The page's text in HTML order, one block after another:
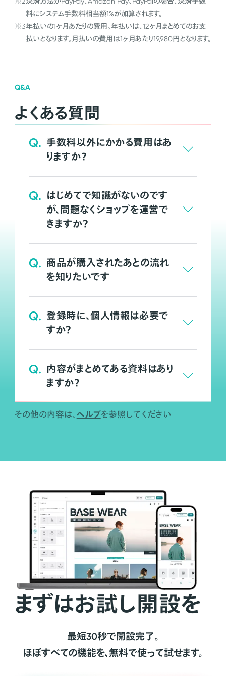
料にシステム手数料相当額1%が加算されます。
※3年払いの1ヶ月あたりの費用。年払いは、12ヶ月まとめてのお支
払いとなります。月払いの費用は1ヶ月あたり19,980円となります。
Q&A
よくある質問
Q. 手数料以外にかかる費用はあ
りますか？
Q. はじめてで知識がないのです
が、問題なくショップを運営で
きますか？
Q. 商品が購入されたあとの流れ
を知りたいです
Q. 登録時に、個人情報は必要で
すか？
Q. 内容がまとめてある資料はあり
ますか？
その他の内容は、 ヘルプを参照してください
まずはお試し開設を
最短30秒で開設完了。
ほぼすべての機能を、無料で使って試せます。